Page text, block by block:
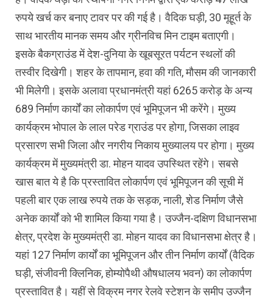
रुपये खर्च कर बनाए टावर पर की गई है। वैदिक घड़ी, 30 मूहूर्त के
साथ भारतीय मानक समय और ग्रीनविच मिन टाइम बताएगी।
इसके बैकग्राउंड में देश-दुनिया के खूबसूरत पर्यटन स्थलों की
तस्वीर दिखेगी। शहर के तापमान, हवा की गति, मौसम की जानकारी
भी मिलेगी। इसके अलावा प्रधानमंत्री यहां 6265 करोड़ के अन्य
689 निर्माण कार्यों का लोकार्पण एवं भूमिपूजन भी करेंगे। मुख्य
कार्यक्रम भोपाल के लाल परेड ग्राउंड पर होगा, जिसका लाइव
प्रसारण सभी जिला और नगरीय निकाय मुख्यालय पर होगा। मुख्य
कार्यक्रम में मुख्यमंत्री डा. मोहन यादव उपस्थित रहेंगे। सबसे
खास बात ये है कि प्रस्तावित लोकार्पण एवं भूमिपूजन की सूची में
पहली बार एक लाख रुपये तक के सड़क, नाली, शेड निर्माण जैसे
अनेक कार्यों को भी शामिल किया गया है। उज्जैन-दक्षिण विधानसभा
क्षेत्र, प्रदेश के मुख्यमंत्री डा. मोहन यादव का विधानसभा क्षेत्र है।
यहां 127 निर्माण कार्यों का भूमिपूजन और तीन निर्माण कार्यों (वैदिक
घड़ी, संजीवनी क्लिनिक, होम्योपैथी औषधालय भवन) का लोकार्पण
प्रस्तावित है। यहीं से विक्रम नगर रेलवे स्टेशन के समीप उज्जैन